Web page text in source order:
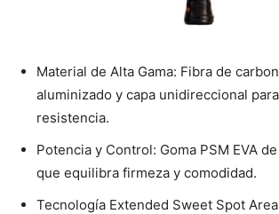
Material de Alta Gama: Fibra de
aluminizado y capa unidireccional
resistencia.
Potencia y Control: Goma PSM EVA
que equilibra firmeza y comodidad.
Tecnología Extended Sweet Spot